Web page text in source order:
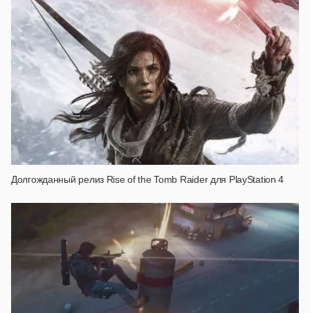
Долгожданный релиз Rise of the Tomb Raider для PlayStation 4